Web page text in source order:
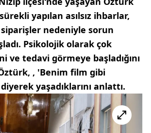
yapılan asılsız ihbarlar,
nedeniyle sorun
Psikolojik olarak çok
ve tedavi görmeye başladığını
, 'Benim film gibi
yaşadıklarını anlattı.